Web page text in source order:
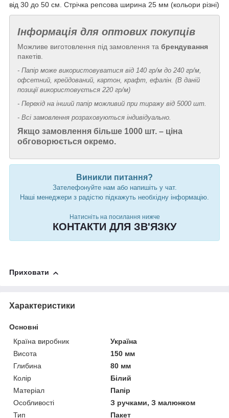
від 30 до 50 см. Стрічка репсова ширина 25 мм (кольори різні)
Інформація для оптових покупців
Можливе виготовлення під замовлення та брендування
пакетів.
- Папір може використовуватися від 140 гр/м до 240 гр/м,
офсетний, крейдований, картон, крафт, ефалін. (В даній
позиції використовується 220 гр/м)
- Перехід на інший папір можливий при тиражу від 5000 шт.
- Всі замовлення розраховуються індивідуально.
Якщо замовлення більше 1000 шт. – ціна
обговорюється окремо.
Виникли питання?
Зателефонуйте нам або напишіть у чат.
Наші менеджери з радістю підкажуть необхідну інформацію.
Натисніть на посилання нижче
КОНТАКТИ ДЛЯ ЗВ'ЯЗКУ
Приховати
Характеристики
Основні
Країна виробник
Україна
Висота
150 мм
Глибина
80 мм
Колір
Білий
Матеріал
Папір
Особливості
З ручками, З малюнком
Тип
Пакет